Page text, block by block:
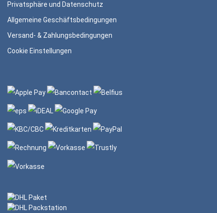
Privatsphäre und Datenschutz
Allgemeine Geschäftsbedingungen
Versand- & Zahlungsbedingungen
Cookie Einstellungen